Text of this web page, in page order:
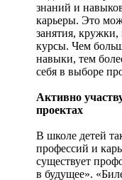
знаний и
карьеры. Это
занятия,
курсы. Чем
навыки, тем
себя в выборе
Активно
проектах
В школе детей
профессий и
существует
в будущее».